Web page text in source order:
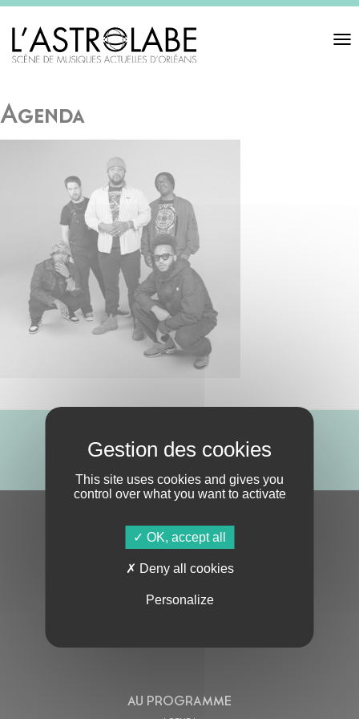
Toggle
Agenda
ABONNE-TOI !
S'ABONNER À LA NEWSLETTER
AU PROGRAMME
This site uses cookies and gives you
control over what you want to activate
OK, accept all
Deny all cookies
Personalize